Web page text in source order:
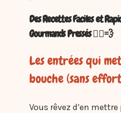
Des Recettes Faciles et
Gourmands Pressés 🏃‍♀️💨
Les entrées qui
bouche (sans
Vous rêvez d’en